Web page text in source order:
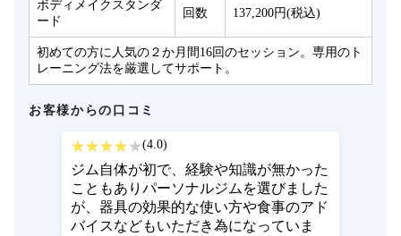
ボディメイクスタンダ
ード
回数 137,200円(税込)
初めての方に人気の２か月間16回のセッション。専用のト
レーニング法を厳選してサポート。
お客様からの口コミ
(4.0)
ジム自体が初で、経験や知識が無かった
こともありパーソナルジムを選びました
が、器具の効果的な使い方や食事のアド
バイスなどもいただき為になっていま